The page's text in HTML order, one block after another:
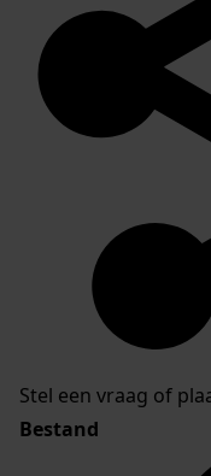
Stel een vraag of
Bestand